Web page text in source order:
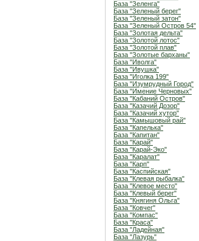
База "Зеленга"
База "Зеленый берег"
База "Зеленый затон"
База "Зеленый Остров 54"
База "Золотая дельта"
База "Золотой лотос"
База "Золотой плав"
База "Золотые барханы"
База "Иволга"
База "Ивушка"
База "Иголка 199"
База "Изумрудный Город"
База "Имение Черновых"
База "Кабаний Остров"
База "Казачий Дозор"
База "Казачий хутор"
База "Камышовый рай"
База "Капелька"
База "Капитан"
База "Карай"
База "Карай-Эко"
База "Каралат"
База "Карп"
База "Каспийская"
База "Клевая рыбалка"
База "Клевое место"
База "Клевый берег"
База "Княгиня Ольга"
База "Ковчег"
База "Компас"
База "Краса"
База "Ладейная"
База "Лазурь"